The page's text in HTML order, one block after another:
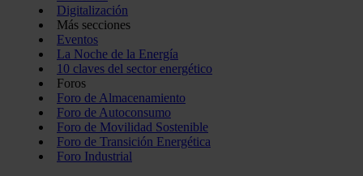
Digitalización
Más secciones
Eventos
La Noche de la Energía
10 claves del sector energético
Foros
Foro de Almacenamiento
Foro de Autoconsumo
Foro de Movilidad Sostenible
Foro de Transición Energética
Foro Industrial